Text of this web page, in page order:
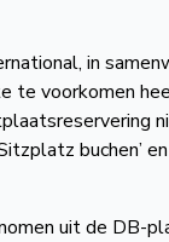
in
te voorkomen
buchen’
uit de DB-